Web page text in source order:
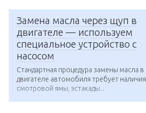
Замена масла через щуп в
двигателе — используем
специальное устройство с
насосом
Стандартная процедура замены масла в
двигателе автомобиля требует наличия
смотровой ямы, эстакады...